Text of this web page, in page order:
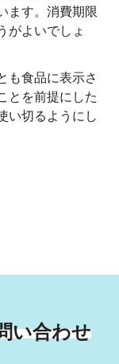
ます。消費期限
がよいでしょ
も食品に表示さ
とを前提にした
い切るようにし
い合わせ